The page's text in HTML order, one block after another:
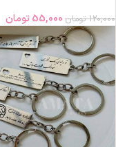
120,000 تومان 55,000 تومان